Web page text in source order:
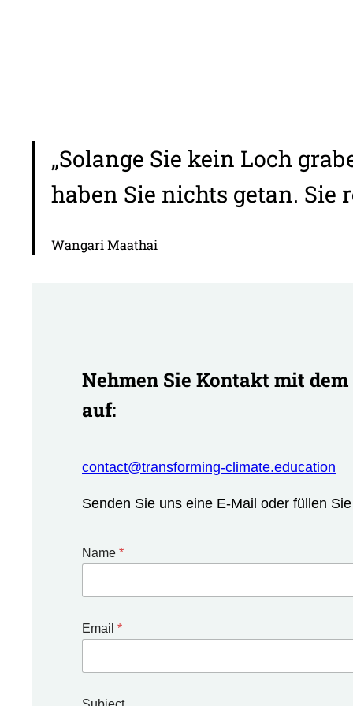
„Solange Sie kein Loch
haben Sie nichts getan. Sie
Wangari Maathai
Nehmen Sie Kontakt mit dem
auf:
contact@transforming-climate.education
Senden Sie uns eine E-Mail oder füllen
Name *
Email *